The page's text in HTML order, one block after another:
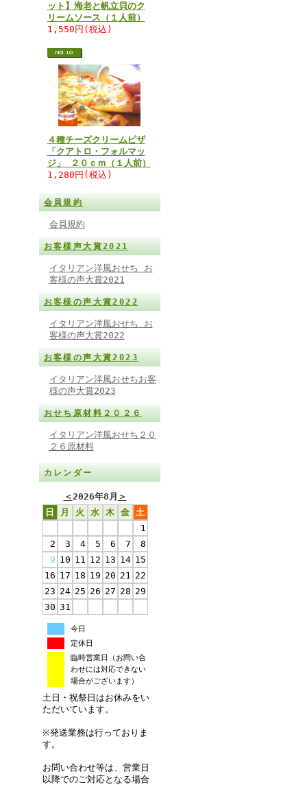
ット】海老と帆立貝のク
リームソース（１人前）
1,550円(税込)
４種チーズクリームピザ
「クアトロ・フォルマッ
ジ」 ２０ｃｍ（１人前）
1,280円(税込)
会員規約
会員規約
お客様声大賞2021
イタリアン洋風おせち お
客様の声大賞2021
お客様の声大賞2022
イタリアン洋風おせち お
客様の声大賞2022
お客様の声大賞2023
イタリアン洋風おせちお客
様の声大賞2023
おせち原材料２０２６
イタリアン洋風おせち２０
２６原材料
カレンダー
＜2026年8月 ＞
日
月 火 水 木 金 土
1
2
3 4 5 6 7
8
9 10 11 12 13 14 15
16 17 18 19 20 21 22
23 24 25 26 27 28 29
30 31
今日
定休日
臨時営業日（お問い合
わせには対応できない
場合がございます）
土日・祝祭日はお休みをい
ただいています。
※発送業務は行っておりま
す。
お問い合わせ等は、営業日
以降でのご対応となる場合